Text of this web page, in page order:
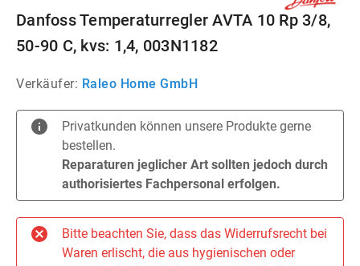
Danfoss Temperaturregler AVTA 10 Rp 3/8,
50-90 C, kvs: 1,4, 003N1182
Verkäufer: Raleo Home GmbH
Privatkunden können unsere Produkte gerne
bestellen.
Reparaturen jeglicher Art sollten jedoch durch
authorisiertes Fachpersonal erfolgen.
Bitte beachten Sie, dass das Widerrufsrecht bei
Waren erlischt, die aus hygienischen oder